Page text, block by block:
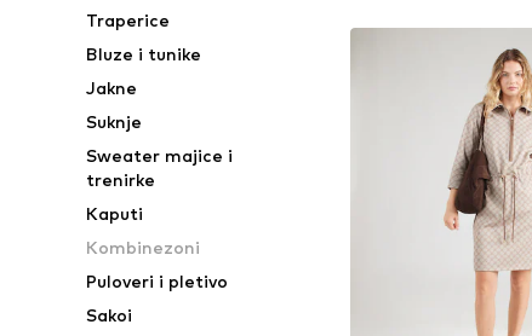
Traperice
Bluze i tunike
Jakne
Suknje
Sweater majice i
trenirke
Kaputi
Kombinezoni
Puloveri i pletivo
Sakoi